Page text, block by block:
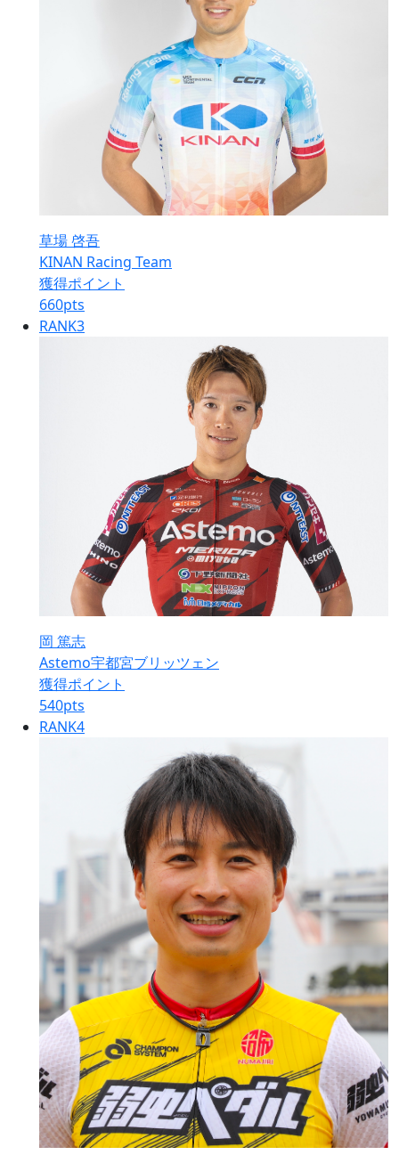
草場 啓吾
KINAN Racing Team
獲得ポイント
660pts
RANK3
岡 篤志
Astemo宇都宮ブリッツェン
獲得ポイント
540pts
RANK4